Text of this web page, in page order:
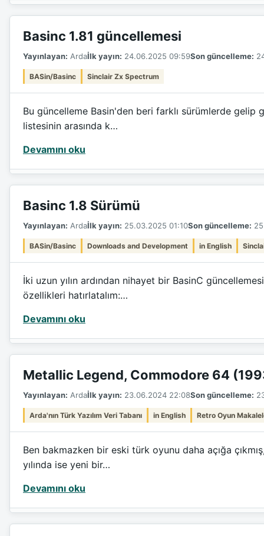
Basinc 1.81 güncellemesi
Yayınlayan: Ardaİlk yayın: 24.06.2025 09:59Son güncelleme:
BASin/Basinc Sinclair Zx Spectrum
Bu güncelleme Basin'den beri farklı sürümlerde
listesinin arasında k…
Devamını oku
Basinc 1.8 Sürümü
Yayınlayan: Ardaİlk yayın: 25.03.2025 01:10Son güncelleme:
BASin/Basinc Downloads and Development in English
İki uzun yılın ardından nihayet bir BasinC
özellikleri hatırlatalım:…
Devamını oku
Metallic Legend, Commodore 64
Yayınlayan: Ardaİlk yayın: 23.06.2024 22:08Son güncelleme:
Arda'nın Türk Yazılım Veri Tabanı in English Retro Oyun
Ben bakmazken bir eski türk oyunu daha açığa
yılında ise yeni bir…
Devamını oku